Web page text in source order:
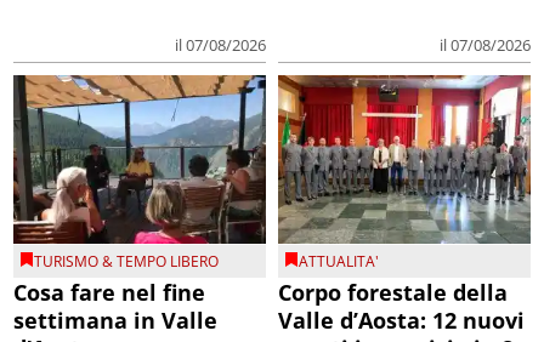
il 07/08/2026 il 07/08/2026
TURISMO & TEMPO LIBERO
Cosa fare nel fine
settimana in Valle
ATTUALITA'
Corpo forestale della
Valle d’Aosta: 12 nuovi